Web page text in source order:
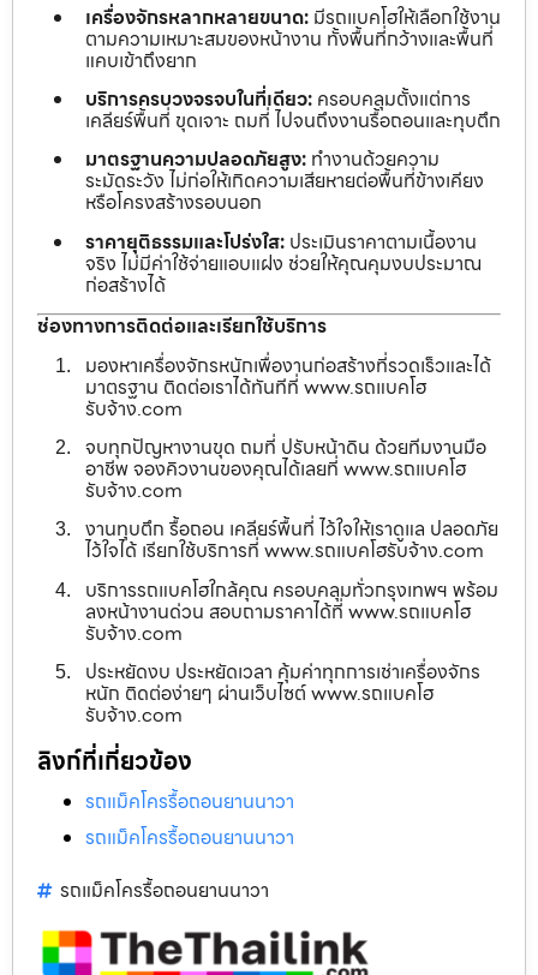
เครื่องจักรหลากหลายขนาด: มีรถแบคโฮให้เลือกใช้งาน
ตามความเหมาะสมของหน้างาน ทั้งพื้นที่กว้างและพื้นที่
แคบเข้าถึงยาก
บริการครบวงจรจบในที่เดียว: ครอบคลุมตั้งแต่การ
เคลียร์พื้นที่ ขุดเจาะ ถมที่ ไปจนถึงงานรื้อถอนและทุบตึก
มาตรฐานความปลอดภัยสูง: ทำงานด้วยความ
ระมัดระวัง ไม่ก่อให้เกิดความเสียหายต่อพื้นที่ข้างเคียง
หรือโครงสร้างรอบนอก
ราคายุติธรรมและโปร่งใส: ประเมินราคาตามเนื้องาน
จริง ไม่มีค่าใช้จ่ายแอบแฝง ช่วยให้คุณคุมงบประมาณ
ก่อสร้างได้
ช่องทางการติดต่อและเรียกใช้บริการ
มองหาเครื่องจักรหนักเพื่องานก่อสร้างที่รวดเร็วและได้
มาตรฐาน ติดต่อเราได้ทันทีที่ www.รถแบคโฮ
รับจ้าง.com
จบทุกปัญหางานขุด ถมที่ ปรับหน้าดิน ด้วยทีมงานมือ
อาชีพ จองคิวงานของคุณได้เลยที่ www.รถแบคโฮ
รับจ้าง.com
งานทุบตึก รื้อถอน เคลียร์พื้นที่ ไว้ใจให้เราดูแล ปลอดภัย
ไว้ใจได้ เรียกใช้บริการที่ www.รถแบคโฮรับจ้าง.com
บริการรถแบคโฮใกล้คุณ ครอบคลุมทั่วกรุงเทพฯ พร้อม
ลงหน้างานด่วน สอบถามราคาได้ที่ www.รถแบคโฮ
รับจ้าง.com
ประหยัดงบ ประหยัดเวลา คุ้มค่าทุกการเช่าเครื่องจักร
หนัก ติดต่อง่ายๆ ผ่านเว็บไซต์ www.รถแบคโฮ
รับจ้าง.com
ลิงก์ที่เกี่ยวข้อง
รถแม็คโครรื้อถอนยานนาวา
รถแม็คโครรื้อถอนยานนาวา
รถแม็คโครรื้อถอนยานนาวา